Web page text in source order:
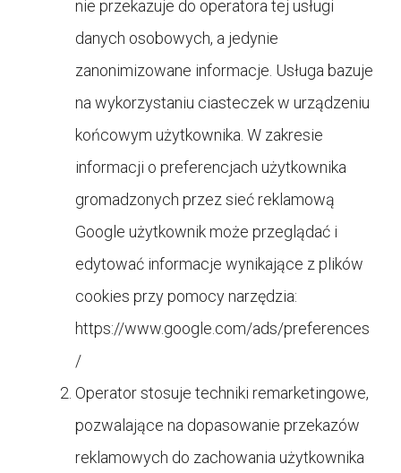
nie przekazuje do operatora tej usługi
danych osobowych, a jedynie
zanonimizowane informacje. Usługa bazuje
na wykorzystaniu ciasteczek w urządzeniu
końcowym użytkownika. W zakresie
informacji o preferencjach użytkownika
gromadzonych przez sieć reklamową
Google użytkownik może przeglądać i
edytować informacje wynikające z plików
cookies przy pomocy narzędzia:
https://www.google.com/ads/preferences
/
Operator stosuje techniki remarketingowe,
pozwalające na dopasowanie przekazów
reklamowych do zachowania użytkownika